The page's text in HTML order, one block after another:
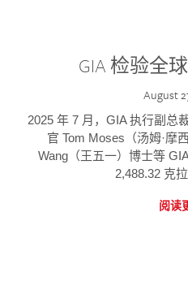
GIA 检验全
August
2025 年 7 月，GIA 执行副总
官 Tom Moses（汤姆·摩
Wang（王五一）博士等
2,488.32 克
阅读